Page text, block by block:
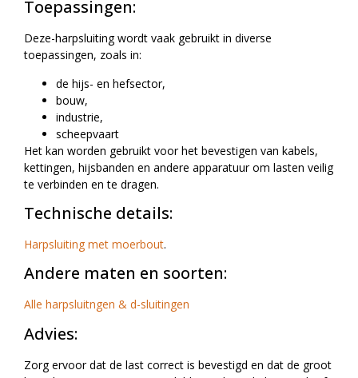
Toepassingen:
Deze-harpsluiting wordt vaak gebruikt in diverse
toepassingen, zoals in:
de hijs- en hefsector,
bouw,
industrie,
scheepvaart
Het kan worden gebruikt voor het bevestigen van kabels,
kettingen, hijsbanden en andere apparatuur om lasten veilig
te verbinden en te dragen.
Technische details:
Harpsluiting met moerbout.
Andere maten en soorten:
Alle harpsluitngen & d-sluitingen
Advies:
Zorg ervoor dat de last correct is bevestigd en dat de groot